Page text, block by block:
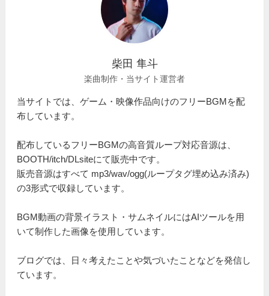
柴田 隼斗
楽曲制作・当サイト運営者
当サイトでは、ゲーム・映像作品向けのフリーBGMを配
布しています。
配布しているフリーBGMの高音質ループ対応音源は、
BOOTH/itch/DLsiteにて販売中です。
販売音源はすべて mp3/wav/ogg(ループタグ埋め込み済み)
の3形式で収録しています。
BGM動画の背景イラスト・サムネイルにはAIツールを用
いて制作した画像を使用しています。
ブログでは、日々考えたことや気づいたことなどを発信し
ています。